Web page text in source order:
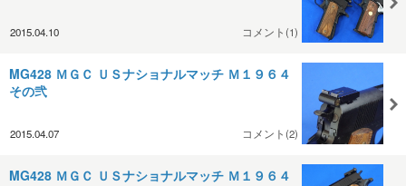
2015.04.10 コメント(1)
MG428 ＭＧＣ ＵＳナショナルマッチ Ｍ１９６４
その弐
2015.04.07 コメント(2)
MG428 ＭＧＣ ＵＳナショナルマッチ Ｍ１９６４